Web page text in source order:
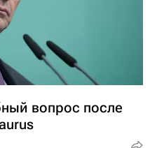
вопрос после